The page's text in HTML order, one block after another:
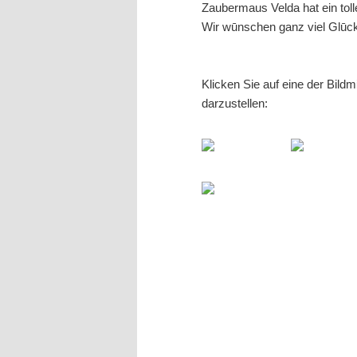
Zaubermaus Velda hat ein
Wir wūnschen ganz viel
Klicken Sie auf eine der
darzustellen: